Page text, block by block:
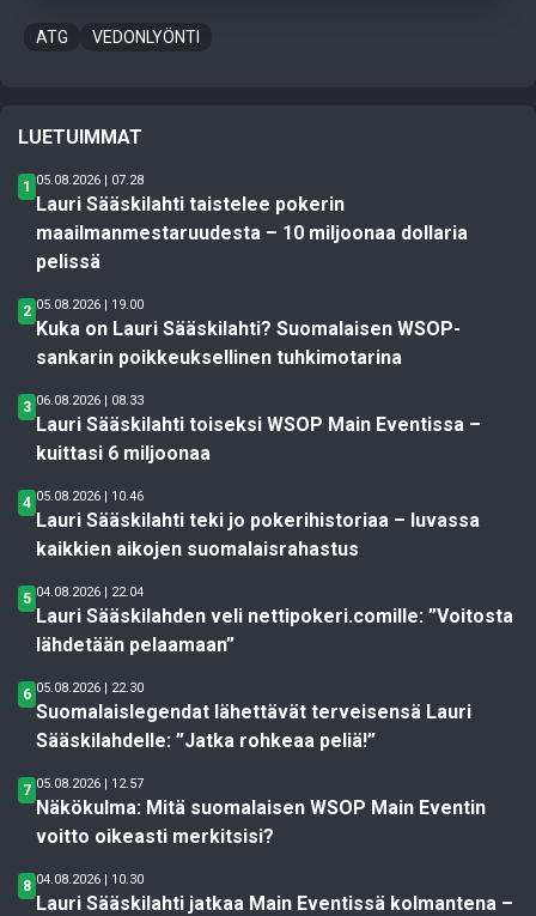
ATG VEDONLYÖNTI
LUETUIMMAT
1 05.08.2026 | 07.28
Lauri Sääskilahti taistelee pokerin
maailmanmestaruudesta – 10 miljoonaa dollaria
pelissä
2 05.08.2026 | 19.00
Kuka on Lauri Sääskilahti? Suomalaisen WSOP-
sankarin poikkeuksellinen tuhkimotarina
3 06.08.2026 | 08.33
Lauri Sääskilahti toiseksi WSOP Main Eventissa –
kuittasi 6 miljoonaa
4 05.08.2026 | 10.46
Lauri Sääskilahti teki jo pokerihistoriaa – luvassa
kaikkien aikojen suomalaisrahastus
5 04.08.2026 | 22.04
Lauri Sääskilahden veli nettipokeri.comille: ”Voitosta
lähdetään pelaamaan”
6 05.08.2026 | 22.30
Suomalaislegendat lähettävät terveisensä Lauri
Sääskilahdelle: ”Jatka rohkeaa peliä!”
7 05.08.2026 | 12.57
Näkökulma: Mitä suomalaisen WSOP Main Eventin
voitto oikeasti merkitsisi?
8 04.08.2026 | 10.30
Lauri Sääskilahti jatkaa Main Eventissä kolmantena –